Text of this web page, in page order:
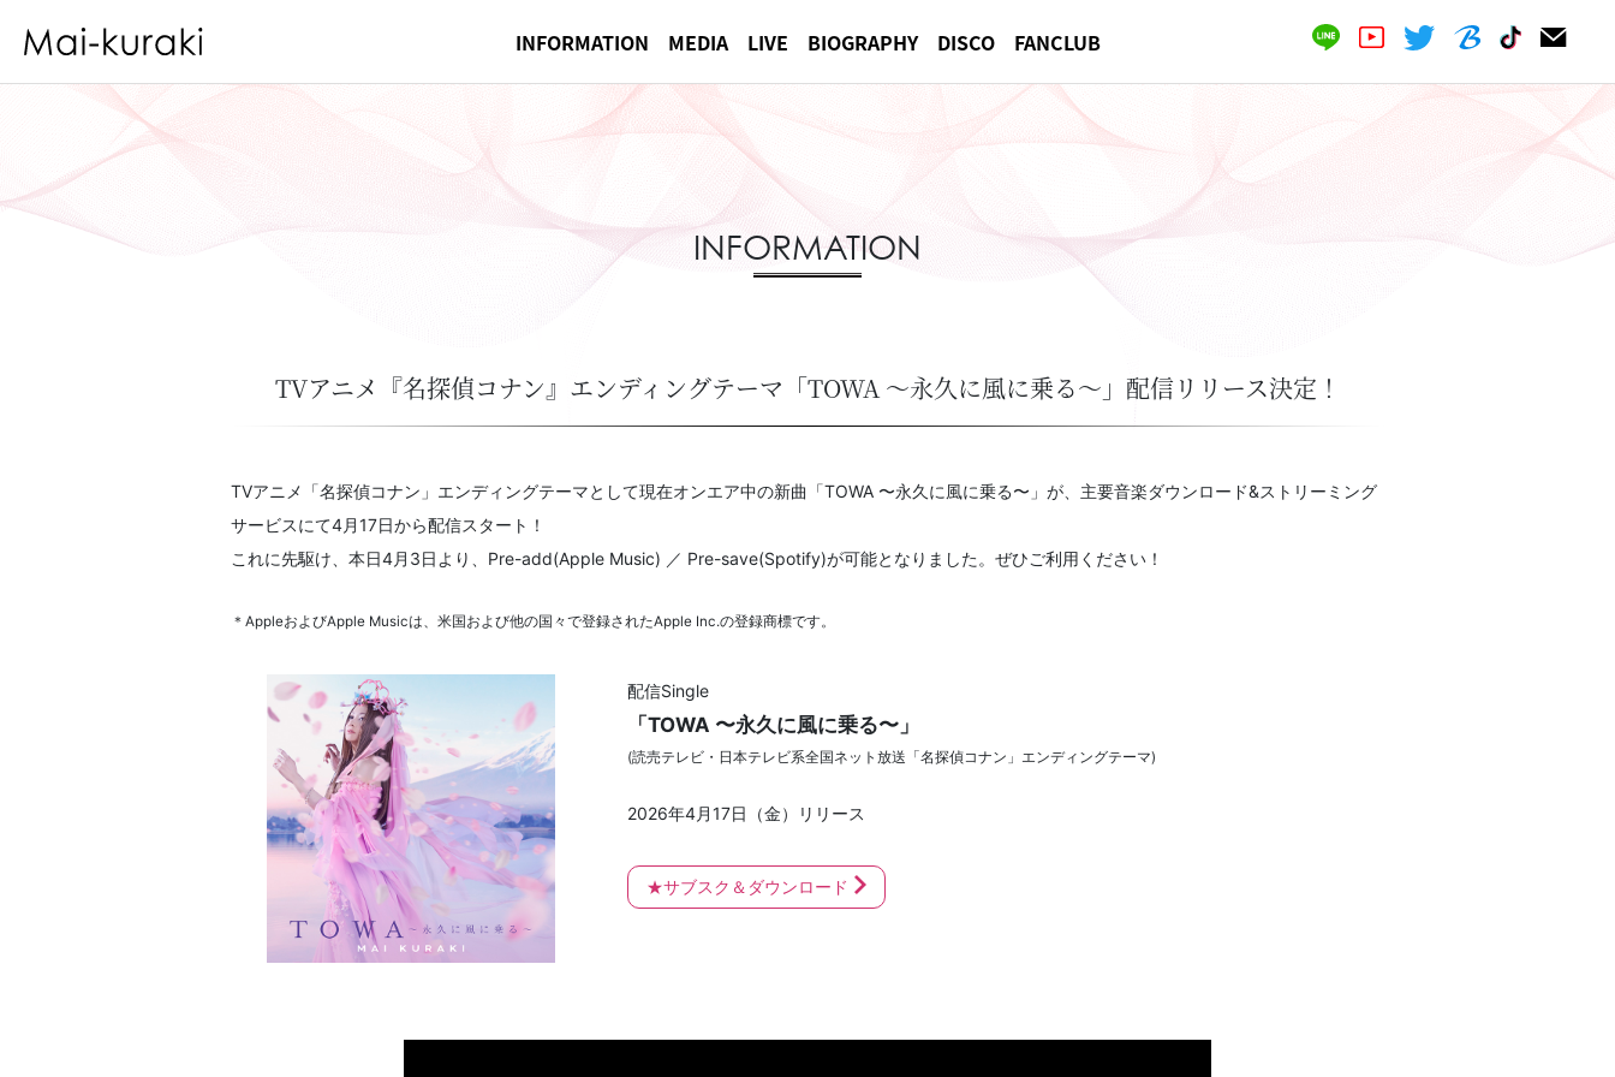
INFORMATION MEDIA LIVE BIOGRAPHY DISCO FANCLUB
INFORMATION
TVアニメ『名探偵コナン』エンディングテーマ「TOWA 〜永久に風に乗る〜」配信リリース決定！
TVアニメ「名探偵コナン」エンディングテーマとして現在オンエア中の新曲「TOWA 〜永久に風に乗る〜」が、主要音楽ダウンロード&ストリーミング
サービスにて4月17日から配信スタート！
これに先駆け、本日4月3日より、Pre-add(Apple Music) ／ Pre-save(Spotify)が可能となりました。ぜひご利用ください！
＊AppleおよびApple Musicは、米国および他の国々で登録されたApple Inc.の登録商標です。
配信Single
「TOWA 〜永久に風に乗る〜」
(読売テレビ・日本テレビ系全国ネット放送「名探偵コナン」エンディングテーマ)
2026年4月17日（金）リリース
★サブスク＆ダウンロード